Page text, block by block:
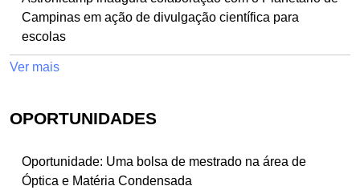
Campinas em ação de divulgação científica para
escolas
Ver mais
OPORTUNIDADES
Oportunidade: Uma bolsa de mestrado na área de
Óptica e Matéria Condensada